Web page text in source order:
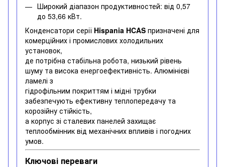
Широкий діапазон продуктивностей: від 0,57
до 53,66 кВт.
Конденсатори серії Hispania HCAS призначені для
комерційних і промислових холодильних
установок,
де потрібна стабільна робота, низький рівень
шуму та висока енергоефективність. Алюмінієві
ламелі з
гідрофільним покриттям і мідні трубки
забезпечують ефективну теплопередачу та
корозійну стійкість,
а корпус зі сталевих панелей захищає
теплообмінник від механічних впливів і погодних
умов.
Ключові переваги